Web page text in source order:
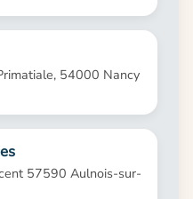
54000 Nancy
57590 Aulnois-sur-